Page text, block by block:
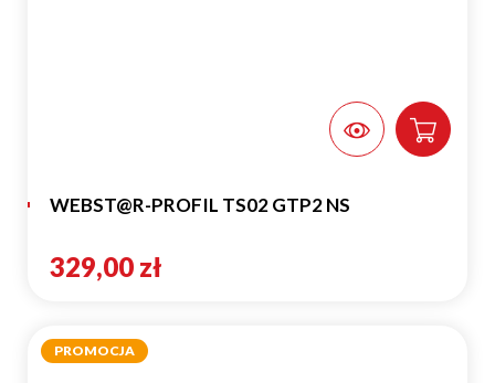
WEBST@R-PROFIL TS02 GTP2 NS
329,00 zł
PROMOCJA